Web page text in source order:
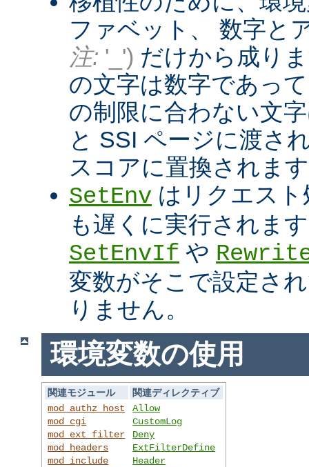
ファベット、 数字と
注: '_') だけから成り
の文字は数字であっ
の制限に合わない文
と SSI ページに渡さ
スコアに置換されま
SetEnv はリクエス
も遅くに実行されま
SetEnvIf や
変数がそこで設定さ
りません。
環境変数の使用
関連モジュール
関連ディレクティブ
mod_authz_host
mod_cgi
mod_ext_filter
mod_headers
mod_include
Allow
CustomLog
Deny
ExtFilterDefine
Header